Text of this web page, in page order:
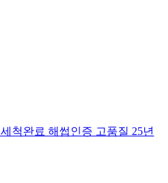
척완료 해썹인증 고품질 25년